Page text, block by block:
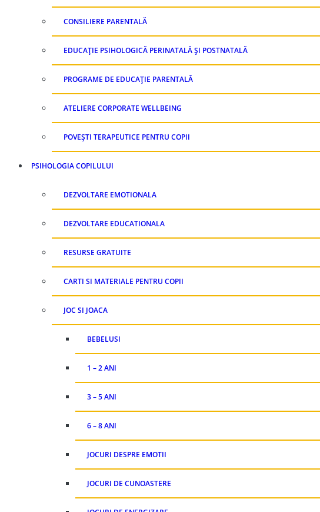
CONSILIERE PARENTALĂ
EDUCAȚIE PSIHOLOGICĂ PERINATALĂ ȘI POSTNATALĂ
PROGRAME DE EDUCAȚIE PARENTALĂ
ATELIERE CORPORATE WELLBEING
POVEȘTI TERAPEUTICE PENTRU COPII
PSIHOLOGIA COPILULUI
DEZVOLTARE EMOTIONALA
DEZVOLTARE EDUCATIONALA
RESURSE GRATUITE
CARTI SI MATERIALE PENTRU COPII
JOC SI JOACA
BEBELUSI
1 – 2 ANI
3 – 5 ANI
6 – 8 ANI
JOCURI DESPRE EMOTII
JOCURI DE CUNOASTERE